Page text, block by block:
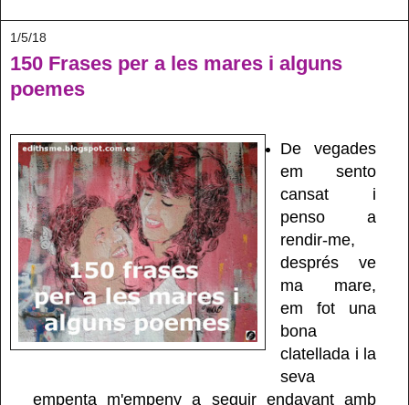
1/5/18
150 Frases per a les mares i alguns
poemes
De vegades
em sento
cansat i
penso a
rendir-me,
després ve
ma mare,
em fot una
bona
clatellada i la
seva
empenta m'empeny a seguir endavant amb